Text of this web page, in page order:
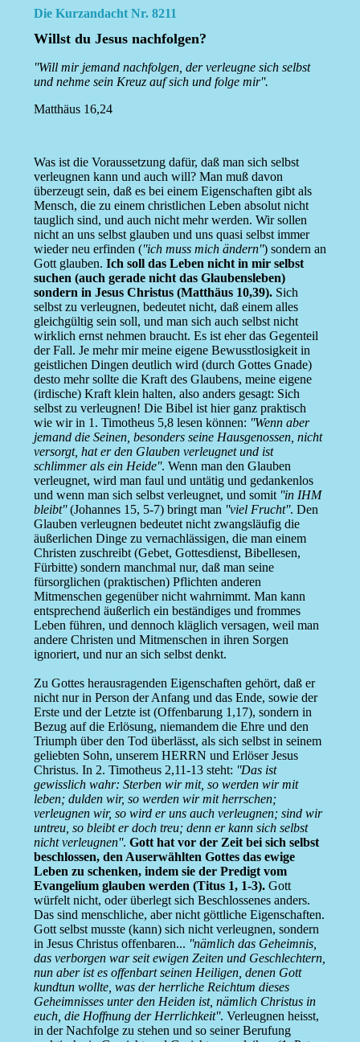
Die Kurzandacht Nr. 8211
Willst du Jesus nachfolgen?
''Will mir jemand nachfolgen, der verleugne sich selbst
und nehme sein Kreuz auf sich und folge mir''.
Matthäus 16,24
Was ist die Voraussetzung dafür, daß man sich selbst
verleugnen kann und auch will? Man muß davon
überzeugt sein, daß es bei einem Eigenschaften gibt als
Mensch, die zu einem christlichen Leben absolut nicht
tauglich sind, und auch nicht mehr werden. Wir sollen
nicht an uns selbst glauben und uns quasi selbst immer
wieder neu erfinden (''ich muss mich ändern'') sondern an
Gott glauben. Ich soll das Leben nicht in mir selbst
suchen (auch gerade nicht das Glaubensleben)
sondern in Jesus Christus (Matthäus 10,39).Sich
selbst zu verleugnen, bedeutet nicht, daß einem alles
gleichgültig sein soll, und man sich auch selbst nicht
wirklich ernst nehmen braucht. Es ist eher das Gegenteil
der Fall. Je mehr mir meine eigene Bewusstlosigkeit in
geistlichen Dingen deutlich wird (durch Gottes Gnade)
desto mehr sollte die Kraft des Glaubens, meine eigene
(irdische) Kraft klein halten, also anders gesagt: Sich
selbst zu verleugnen! Die Bibel ist hier ganz praktisch
wie wir in 1. Timotheus 5,8 lesen können: ''Wenn aber
jemand die Seinen, besonders seine Hausgenossen, nicht
versorgt, hat er den Glauben verleugnet und ist
schlimmer als ein Heide''. Wenn man den Glauben
verleugnet, wird man faul und untätig und gedankenlos
und wenn man sich selbst verleugnet, und somit ''in IHM
bleibt''(Johannes 15, 5-7) bringt man ''viel Frucht''. Den
Glauben verleugnen bedeutet nicht zwangsläufig die
äußerlichen Dinge zu vernachlässigen, die man einem
Christen zuschreibt (Gebet, Gottesdienst, Bibellesen,
Fürbitte) sondern manchmal nur, daß man seine
fürsorglichen (praktischen) Pflichten anderen
Mitmenschen gegenüber nicht wahrnimmt. Man kann
entsprechend äußerlich ein beständiges und frommes
Leben führen, und dennoch kläglich versagen, weil man
andere Christen und Mitmenschen in ihren Sorgen
ignoriert, und nur an sich selbst denkt.
Zu Gottes herausragenden Eigenschaften gehört, daß er
nicht nur in Person der Anfang und das Ende, sowie der
Erste und der Letzte ist (Offenbarung 1,17), sondern in
Bezug auf die Erlösung, niemandem die Ehre und den
Triumph über den Tod überlässt, als sich selbst in seinem
geliebten Sohn, unserem HERRN und Erlöser Jesus
Christus. In 2. Timotheus 2,11-13 steht: ''Das ist
gewisslich wahr: Sterben wir mit, so werden wir mit
leben; dulden wir, so werden wir mit herrschen;
verleugnen wir, so wird er uns auch verleugnen; sind wir
untreu, so bleibt er doch treu; denn er kann sich selbst
nicht verleugnen''. Gott hat vor der Zeit bei sich selbst
beschlossen, den Auserwählten Gottes das ewige
Leben zu schenken, indem sie der Predigt vom
Evangelium glauben werden (Titus 1, 1-3).Gott
würfelt nicht, oder überlegt sich Beschlossenes anders.
Das sind menschliche, aber nicht göttliche Eigenschaften.
Gott selbst musste (kann) sich nicht verleugnen, sondern
in Jesus Christus offenbaren... ''nämlich das Geheimnis,
das verborgen war seit ewigen Zeiten und Geschlechtern,
nun aber ist es offenbart seinen Heiligen, denen Gott
kundtun wollte, was der herrliche Reichtum dieses
Geheimnisses unter den Heiden ist, nämlich Christus in
euch, die Hoffnung der Herrlichkeit''. Verleugnen heisst,
in der Nachfolge zu stehen und so seiner Berufung